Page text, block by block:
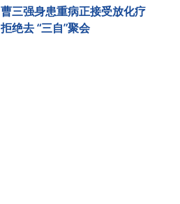
曹三强身患重病正接受放化疗
拒绝去 “三自”聚会